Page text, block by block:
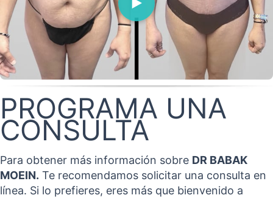
PROGRAMA UNA
CONSULTA
Para obtener más información sobre DR BABAK
MOEIN. Te recomendamos solicitar una consulta en
línea. Si lo prefieres, eres más que bienvenido a